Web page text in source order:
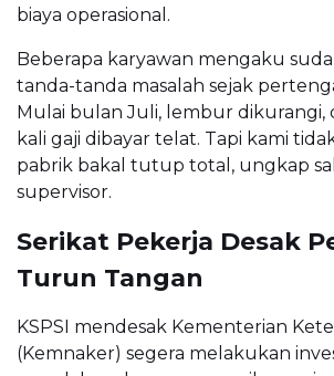
biaya operasional.
Beberapa karyawan mengaku
tanda-tanda masalah sejak
Mulai bulan Juli, lembur dikurangi,
kali gaji dibayar telat. Tapi kami
pabrik bakal tutup total, ungkap
supervisor.
Serikat Pekerja Desak
Turun Tangan
KSPSI mendesak Kementerian
(Kemnaker) segera melakukan